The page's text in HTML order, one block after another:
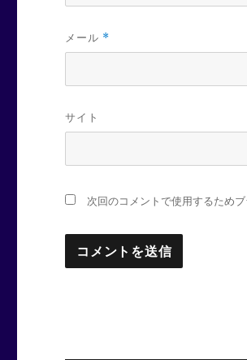
メール *
サイト
次回のコメントで使用するため